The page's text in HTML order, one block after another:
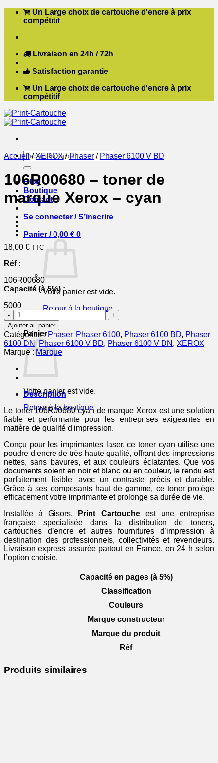
Passer Un Large choix de cartouche d'encre à prix
compétitif
Livraison en 24h / 72h
Satisfaction garantie
Un Large choix de cartouche d'encre à prix
compétitif
Recherche
pour :
Blog
Boutique
Contact
Se connecter / S’inscrire
Panier /0,00 € 0
Votre panier est vide.
Retour à la boutique
0
Panier
Votre panier est vide.
Retour à la boutique
Accueil / XEROX / Phaser / Phaser 6100 V BD
106R00680 – toner de
marque Xerox – cyan
18,00 € TTC
Réf :
106R00680
Capacité (à 5%) :
5000
quantité
de
106R00680
-
toner
de
marque
Xerox
cyan
Ajouter au panier
Catégories :Phaser, Phaser 6100, Phaser 6100 BD, Phaser
6100 DN,Phaser 6100 V BD, Phaser 6100 V DN , XEROX
Marque : Marque
Description
Le toner 106R00680 cyan de marque Xerox est une solution
fiable et performante pour les entreprises exigeantes en
matière de qualité d’impression.
Conçu pour les imprimantes laser, ce toner cyan utilise une
poudre d’encre de très haute qualité, offrant des impressions
nettes, sans bavures, et aux couleurs éclatantes. Que vos
documents soient en noir et blanc ou en couleur, le rendu est
parfaitement lisible, avec un contraste précis et durable.
Grâce à ses composants haut de gamme, ce toner protège
efficacement votre imprimante et prolonge sa durée de vie.
Installée à Gisors,
Print Cartoucheest une entreprise
française spécialisée dans la distribution de toners,
cartouches d’encre et autres fournitures d’impression à
destination des professionnels, collectivités et revendeurs.
Livraison express assurée partout en France, en 24 h selon
l’option choisie.
Capacité en pages (à 5%)
Classification
Couleurs
Marque constructeur
Marque du produit
Réf
Produits similaires